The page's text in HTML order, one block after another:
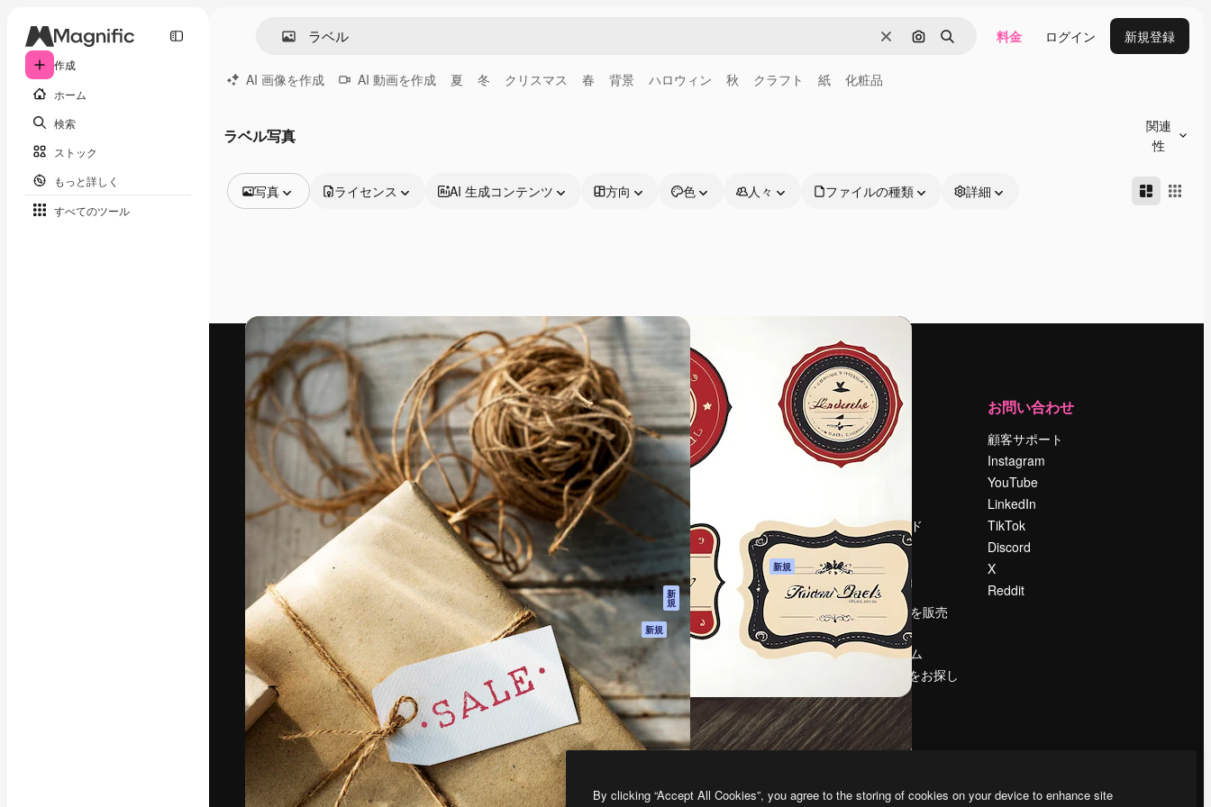
作成
ホーム
検索
ストック
もっと詳しく
すべてのツール
消去 画像で検索
検索 料金 ログイン 新規登録
AI 画像を作成 AI 動画を作成 夏 冬 クリスマス 春 背景 ハロウィン 秋 クラフト 紙 化粧品
ラベル写真
関連
性
写真
動画
モーショングラフィックス
動画テンプレート
アイコン
3D モデル
フォント
ライセンス AI 生成コンテンツ 方向 色 人々 ファイルの種類 詳細
最高のクリエイティブ制作を導くためのプラ
ットフォーム。クリエイター、企業、代理
店、スタジオを含む100万人以上が利用して
います。
日本語
製品
Spaces
AI アシスタント
AI 画像生成ツール
AI 動画生成ツール
AI 音声合成ツール
ストックコンテン
Claude/ChatGPT
向けMCP
新
規
エージェント 新規
API
モバイルアプリ
すべてのMagnificツ
ール
はじめに
Academy
ドキュメント
プライバシーポリ
シー
オリジナル
新規
クッキーポリシー
トラストセンター
アフィリエイト
法人向け
運営
料金
会社概要
検索トレンド
ブログ
イベント
Slidesgo
コンテンツを販売
する
プレスルーム
magnific.aiをお探し
ですか？
お問い合わせ
顧客サポート
Instagram
YouTube
LinkedIn
TikTok
Discord
X
Reddit
Copyright © 2010-2026Freepik Company S.L.U.無断複写・転載を禁じます
By clicking “Accept All Cookies”, you agree to the storing of cookies on your device to enhance site